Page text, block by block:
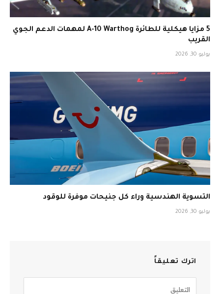
5 مزايا هيكلية للطائرة A-10 Warthog لمهمات الدعم الجوي
القريب
يوليو 30, 2026
التسوية الهندسية وراء كل جنيحات موفرة للوقود
يوليو 30, 2026
اترك تعليقاً